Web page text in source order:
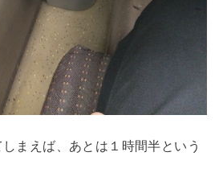
まえば、あとは１時間半という